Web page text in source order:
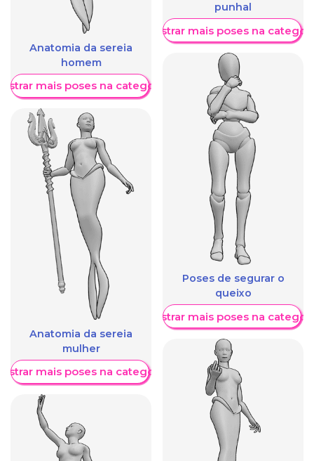
Anatomia da sereia
homem
mais poses na categoria
Anatomia da sereia
mulher
mais poses na categoria
punhal
Mostrar mais poses na
Poses de segurar o
queixo
Mostrar mais poses na